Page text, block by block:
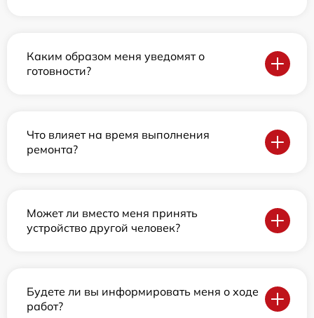
Каким образом меня уведомят о
готовности?
Что влияет на время выполнения
ремонта?
Может ли вместо меня принять
устройство другой человек?
Будете ли вы информировать меня о ходе
работ?